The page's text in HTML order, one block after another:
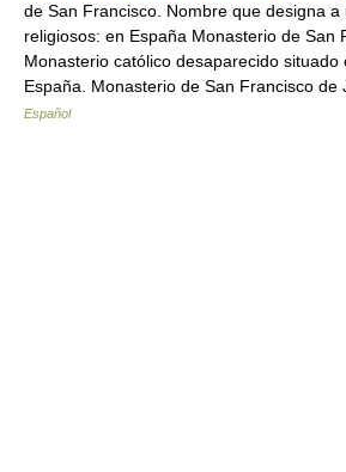
de San Francisco. Nombre que designa
religiosos: en España Monasterio de San
Monasterio católico desaparecido situado
España. Monasterio de San Francisco
Español